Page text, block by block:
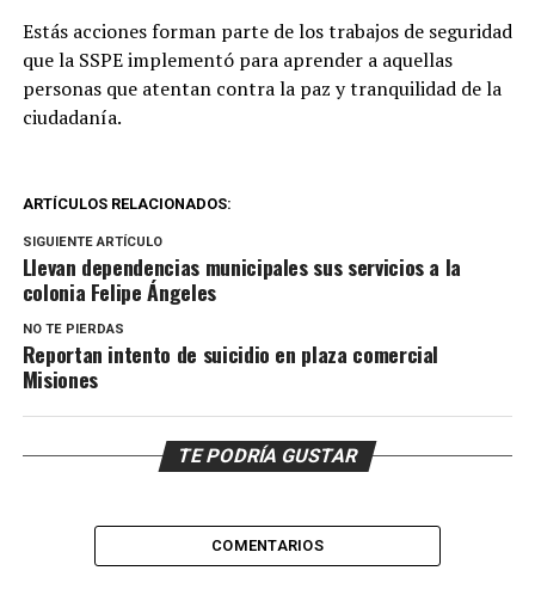
Estás acciones forman parte de los trabajos de seguridad
que la SSPE implementó para aprender a aquellas
personas que atentan contra la paz y tranquilidad de la
ciudadanía.
ARTÍCULOS RELACIONADOS:
SIGUIENTE ARTÍCULO
Llevan dependencias municipales sus servicios a la
colonia Felipe Ángeles
NO TE PIERDAS
Reportan intento de suicidio en plaza comercial
Misiones
TE PODRÍA GUSTAR
COMENTARIOS